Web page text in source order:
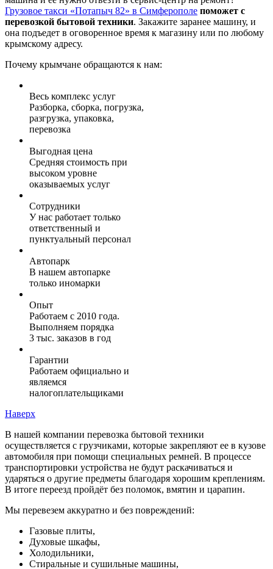
Грузовое такси «Потапыч 82» в Симферополе поможет с
перевозкой бытовой техники. Закажите заранее машину, и
она подъедет в оговоренное время к магазину или по любому
крымскому адресу.
Почему крымчане обращаются к нам:
Весь комплекс услуг
Разборка, сборка, погрузка,
разгрузка, упаковка,
перевозка
Выгодная цена
Средняя стоимость при
высоком уровне
оказываемых услуг
Сотрудники
У нас работает только
ответственный и
пунктуальный персонал
Автопарк
В нашем автопарке
только иномарки
Опыт
Работаем с 2010 года.
Выполняем порядка
3 тыс. заказов в год
Гарантии
Работаем официально и
являемся
налогоплательщиками
Наверх
В нашей компании перевозка бытовой техники
осуществляется с грузчиками, которые закрепляют ее в кузове
автомобиля при помощи специальных ремней. В процессе
транспортировки устройства не будут раскачиваться и
ударяться о другие предметы благодаря хорошим креплениям.
В итоге переезд пройдёт без поломок, вмятин и царапин.
Мы перевезем аккуратно и без повреждений:
Газовые плиты,
Духовые шкафы,
Холодильники,
Стиральные и сушильные машины,